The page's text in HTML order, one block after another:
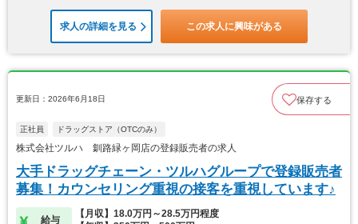
求人の詳細を見る この求人に興味がある
更新日：2026年6月18日 保存する
正社員 ドラッグストア（OTCのみ）
株式会社ツルハ 釧路緑ヶ岡店の登録販売者の求人
大手ドラッグチェーン・ツルハグループで登録販売者
募集！カウンセリング重視の接客を重視しています♪
給与
【月収】18.0万円～28.5万円程度